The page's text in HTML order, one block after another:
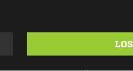
LOS